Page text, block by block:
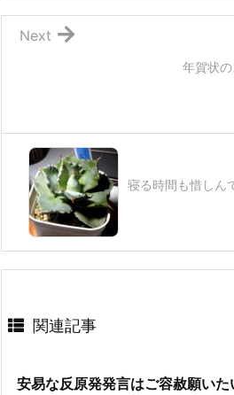
年賀状の
Next
寝る時間も惜しん
関連記事
安易な反原発発言はご容赦願いた